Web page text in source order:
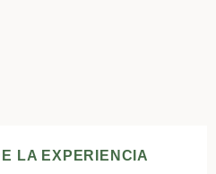
LA EXPERIENCIA